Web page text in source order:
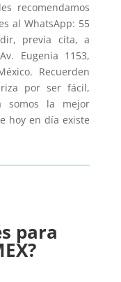
recomendamos
al WhatsApp: 55
previa cita, a
Eugenia 1153,
Recuerden
por ser fácil,
somos la mejor
hoy en día existe
para